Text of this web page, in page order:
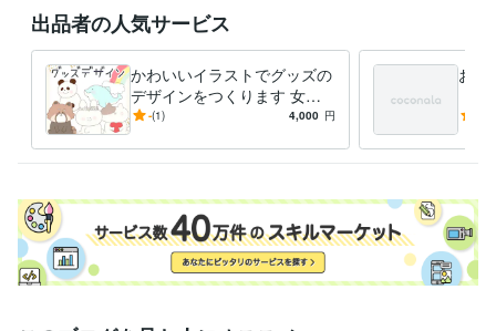
出品者の人気サービス
かわいいイラストでグッズの
デザインをつくります 女性
向け♡ほんわか・かわいいイ
す＊
-(1) 4,000 円
お客
アイ